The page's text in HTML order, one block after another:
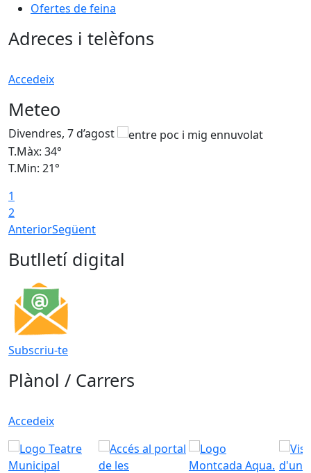
Ofertes de feina
Adreces i telèfons
Accedeix
Meteo
Divendres, 7 d’agost
T.Màx: 34°
T.Min: 21°
1
2
AnteriorSegüent
Butlletí digital
Subscriu-te
Plànol / Carrers
Accedeix